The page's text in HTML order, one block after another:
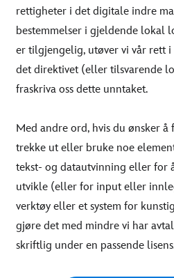
rettigheter i det digitale indre
bestemmelser i gjeldende lokal
er tilgjengelig, utøver vi vår rett
det direktivet (eller tilsvarende
fraskriva oss dette unntaket.
Med andre ord, hvis du ønsker
trekke ut eller bruke noe
tekst- og datautvinning eller for
utvikle (eller for input eller
verktøy eller et system for
gjøre det med mindre vi har
skriftlig under en passende